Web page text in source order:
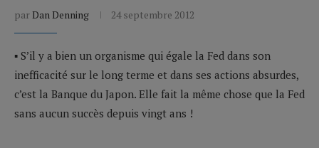
parDan Denning 24 septembre 2012
▪ S’il y a bien un organisme qui égale la Fed dans son
inefficacité sur le long terme et dans ses actions absurdes,
c’est la Banque du Japon. Elle fait la même chose que la Fed
sans aucun succès depuis vingt ans !